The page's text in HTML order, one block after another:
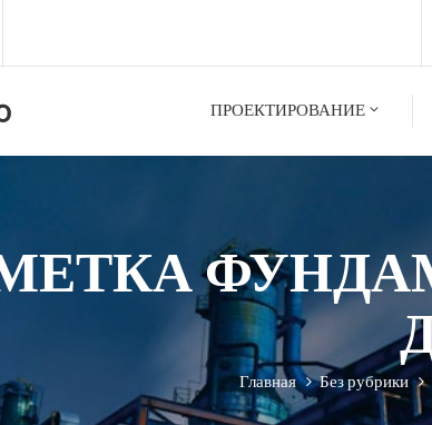
ПРОЕКТИРОВАНИЕ
Главная Без рубрики